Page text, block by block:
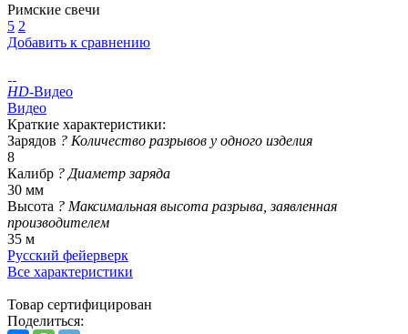
Римские свечи
5 2
Добавить к сравнению
HD-Видео
Видео
Краткие характеристики:
Зарядов ? Количество разрывов у одного изделия
8
Калибр ? Диаметр заряда
30 мм
Высота ? Максимальная высота разрыва, заявленная
производителем
35 м
Русский фейерверк
Все характеристики
Товар сертифицирован
Поделиться: